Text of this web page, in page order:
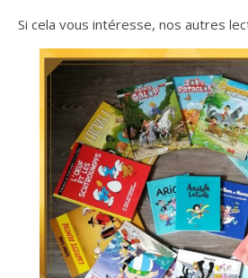
Si cela vous intéresse, nos autres